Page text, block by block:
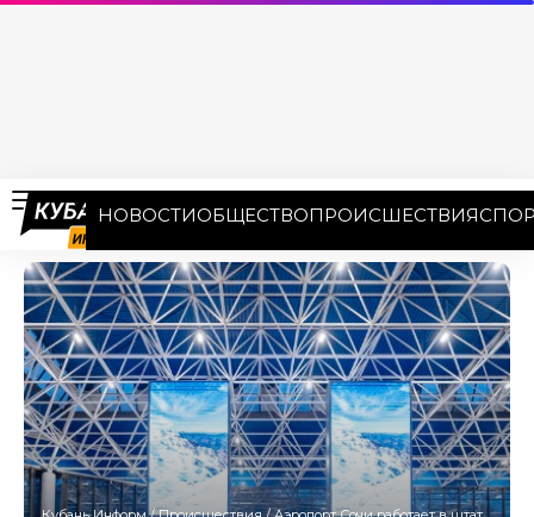
НОВОСТИОБЩЕСТВОПРОИСШЕСТВИЯ